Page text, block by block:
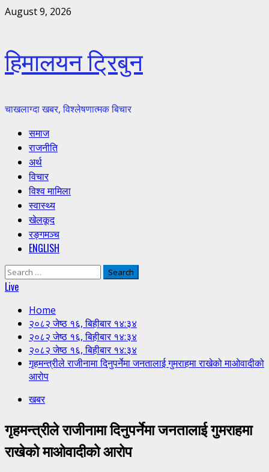
Skip
August 9, 2026
हिमालयन ट्रिबुन
चाखलाग्दा खबर, विश्लेषणात्मक बिचार
Primary
Menu
समाज
राजनीति
अर्थ
विचार
विश्व मामिला
स्वास्थ्य
खेलकूद
रङ्गमञ्च
ENGLISH
Search
for:
Live
Home
२०८२ जेष्ठ १६, बिहीबार १४:३४
२०८२ जेष्ठ १६, बिहीबार १४:३४
२०८२ जेष्ठ १६, बिहीबार १४:३४
गृहमन्त्रीले राजीनामा दिनुपर्नेमा जनतालाई गुमराहमा राखेको माओवादीको
आरोप
खबर
गृहमन्त्रीले राजीनामा दिनुपर्नेमा जनतालाई गुमराहमा
राखेको माओवादीको आरोप